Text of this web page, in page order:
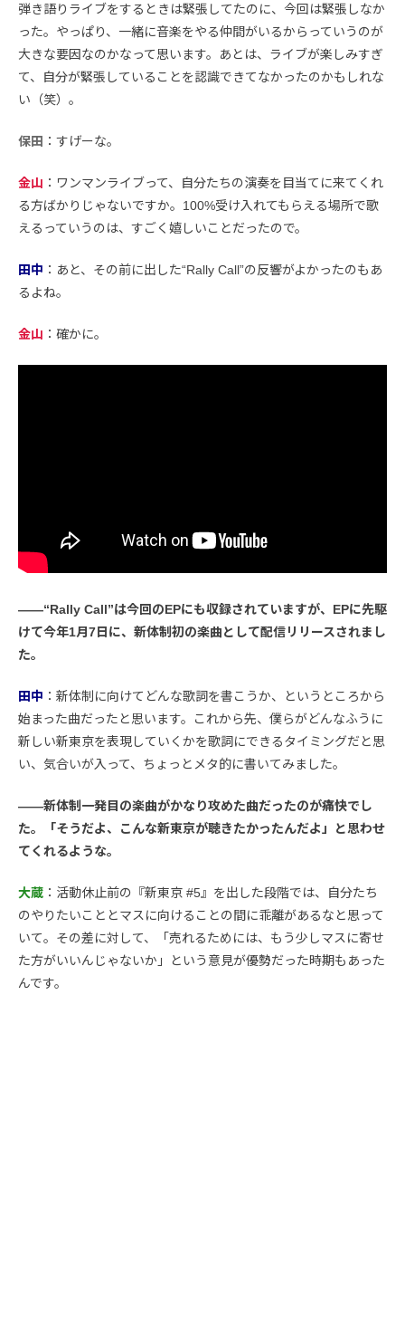
弾き語りライブをするときは緊張してたのに、今回は緊張しなか
った。やっぱり、一緒に音楽をやる仲間がいるからっていうのが
大きな要因なのかなって思います。あとは、ライブが楽しみすぎ
て、自分が緊張していることを認識できてなかったのかもしれな
い（笑）。
保田 ：すげーな。
金山 ：ワンマンライブって、自分たちの演奏を目当てに来てくれ
る方ばかりじゃないですか。100%受け入れてもらえる場所で歌
えるっていうのは、すごく嬉しいことだったので。
田中 ：あと、その前に出した“Rally Call”の反響がよかったのもあ
るよね。
金山 ：確かに。
――“Rally Call”は今回のEPにも収録されていますが、EPに先駆
けて今年1月7日に、新体制初の楽曲として配信リリースされまし
た。
田中 ：新体制に向けてどんな歌詞を書こうか、というところから
始まった曲だったと思います。これから先、僕らがどんなふうに
新しい新東京を表現していくかを歌詞にできるタイミングだと思
い、気合いが入って、ちょっとメタ的に書いてみました。
――新体制一発目の楽曲がかなり攻めた曲だったのが痛快でし
た。「そうだよ、こんな新東京が聴きたかったんだよ」と思わせ
てくれるような。
大蔵 ：活動休止前の『新東京 #5』を出した段階では、自分たち
のやりたいこととマスに向けることの間に乖離があるなと思って
いて。その差に対して、「売れるためには、もう少しマスに寄せ
た方がいいんじゃないか」という意見が優勢だった時期もあった
んです。